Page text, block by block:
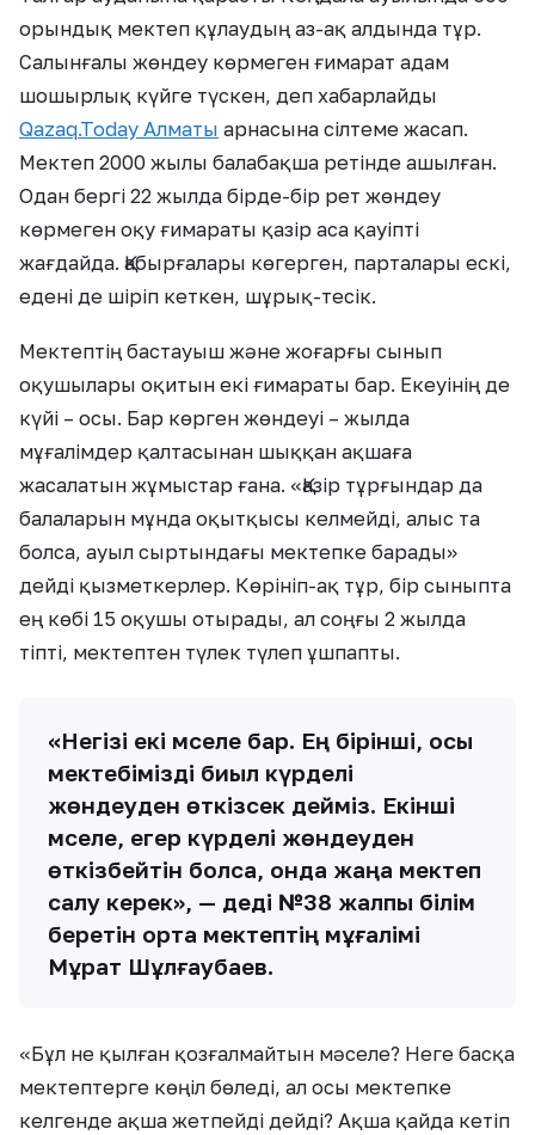
орындық мектеп құлаудың аз-ақ алдында тұр.
Салынғалы жөндеу көрмеген ғимарат адам
шошырлық күйге түскен, деп хабарлайды
Qazaq.Today Алматы арнасына сілтеме жасап.
Мектеп 2000 жылы балабақша ретінде ашылған.
Одан бергі 22 жылда бірде-бір рет жөндеу
көрмеген оқу ғимараты қазір аса қауіпті
жағдайда. Қабырғалары көгерген, парталары ескі,
едені де шіріп кеткен, шұрық-тесік.
Мектептің бастауыш және жоғарғы сынып
оқушылары оқитын екі ғимараты бар. Екеуінің де
күйі – осы. Бар көрген жөндеуі – жылда
мұғалімдер қалтасынан шыққан ақшаға
жасалатын жұмыстар ғана. «Қазір тұрғындар да
балаларын мұнда оқытқысы келмейді, алыс та
болса, ауыл сыртындағы мектепке барады»
дейді қызметкерлер. Көрініп-ақ тұр, бір сыныпта
ең көбі 15 оқушы отырады, ал соңғы 2 жылда
тіпті, мектептен түлек түлеп ұшпапты.
«Негізі екі мәселе бар. Ең бірінші, осы
мектебімізді биыл күрделі
жөндеуден өткізсек дейміз. Екінші
мәселе, егер күрделі жөндеуден
өткізбейтін болса, онда жаңа мектеп
салу керек», — деді №38 жалпы білім
беретін орта мектептің мұғалімі
Мұрат Шұлғаубаев.
«Бұл не қылған қозғалмайтын мәселе? Неге басқа
мектептерге көңіл бөледі, ал осы мектепке
келгенде ақша жетпейді дейді? Ақша қайда кетіп